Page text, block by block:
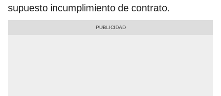
supuesto incumplimiento de contrato.